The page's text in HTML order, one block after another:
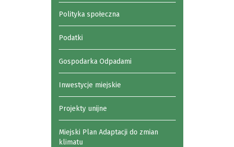
Polityka społeczna
Podatki
Gospodarka Odpadami
Inwestycje miejskie
Projekty unijne
Miejski Plan Adaptacji do zmian
klimatu